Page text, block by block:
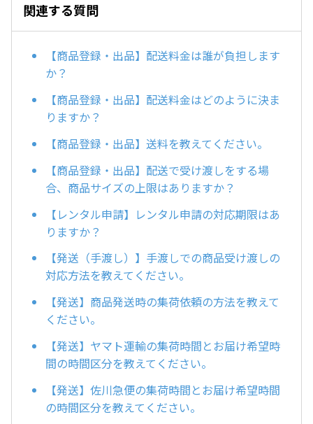
関連する質問
【商品登録・出品】配送料金は誰が負担します
か？
【商品登録・出品】配送料金はどのように決ま
りますか？
【商品登録・出品】送料を教えてください。
【商品登録・出品】配送で受け渡しをする場
合、商品サイズの上限はありますか？
【レンタル申請】レンタル申請の対応期限はあ
りますか？
【発送（手渡し）】手渡しでの商品受け渡しの
対応方法を教えてください。
【発送】商品発送時の集荷依頼の方法を教えて
ください。
【発送】ヤマト運輸の集荷時間とお届け希望時
間の時間区分を教えてください。
【発送】佐川急便の集荷時間とお届け希望時間
の時間区分を教えてください。